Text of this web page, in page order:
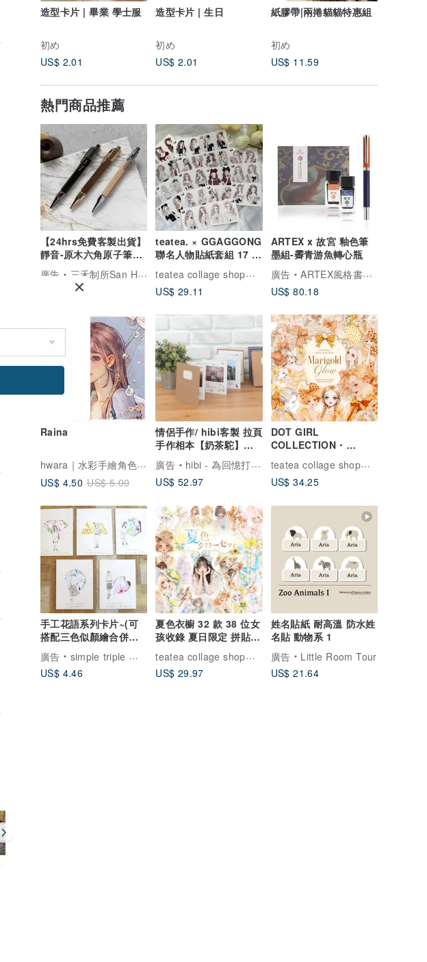
造型卡片 | 畢業 學士服
初め
US$ 2.01
造型卡片 | 生日
初め
US$ 2.01
紙膠帶|兩捲貓貓特惠組
初め
US$ 11.59
熱門商品推薦
【24hrs免費客製出貨】
靜音-原木六角原子筆
(黑) 免費刻字
廣告
三禾制所San Ho Studio
US$ 83.74
teatea. × GGAGGONG
聯名人物貼紙套組 17 款
teatea collage shop｜手撕拼貼樂園
US$ 29.11
ARTEX x 故宮 釉色筆
墨組-霽青游魚轉心瓶
廣告
ARTEX風格書寫精品
US$ 80.18
Raina
hwara｜水彩手繪角色貼紙
US$ 4.50 US$ 5.00
情侶手作/ hibi客製 拉頁
手作相本【奶茶駝】週
年紀念禮物
廣告
hibi - 為回憶打造專屬的家
US$ 52.97
DOT GIRL
COLLECTION・
marigold glow 20girlteatea collage shop｜手撕拼貼樂園
US$ 34.25
手工花語系列卡片~(可
搭配三色似顏繪合併購
買)
廣告
simple triple 客製人像插畫
US$ 4.46
夏色衣櫥 32 款 38 位女
孩收錄 夏日限定 拼貼素
teatea collage shop｜手撕拼貼樂園
US$ 29.97
姓名貼紙 耐高溫 防水姓
名貼 動物系 1
廣告
Little Room Tour
US$ 21.64